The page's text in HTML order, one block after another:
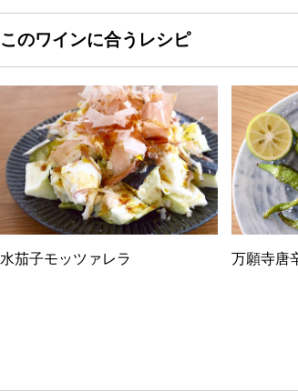
このワインに合うレシピ
水茄子モッツァレラ 万願寺唐